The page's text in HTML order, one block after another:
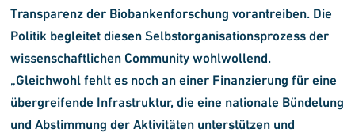
Transparenz der Biobankenforschung vorantreiben. Die
Politik begleitet diesen Selbstorganisationsprozess der
wissenschaftlichen Community wohlwollend.
„Gleichwohl fehlt es noch an einer Finanzierung für eine
übergreifende Infrastruktur, die eine nationale Bündelung
und Abstimmung der Aktivitäten unterstützen und